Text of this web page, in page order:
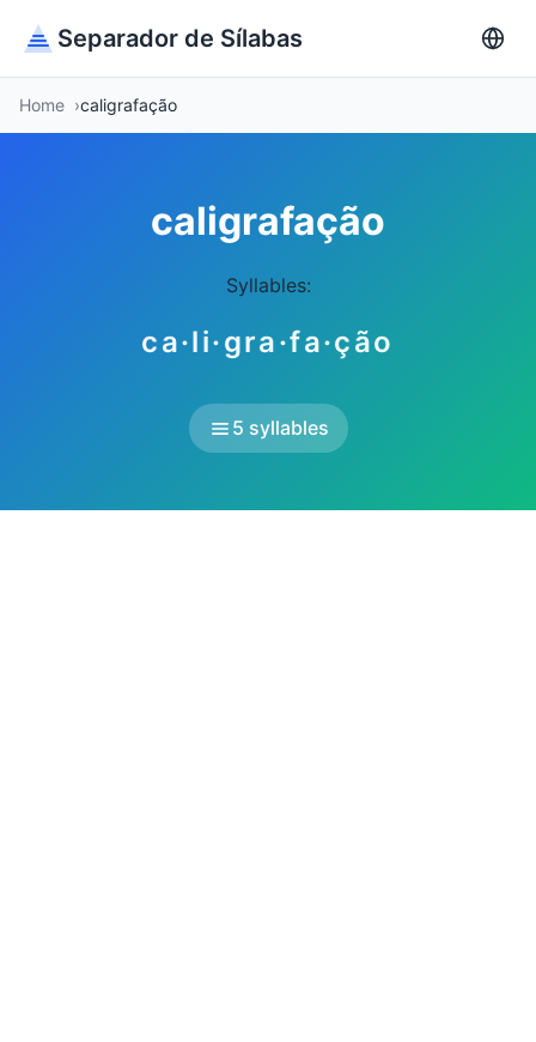
Separador de Sílabas
Home caligrafação
caligrafação
Syllables:
ca·li·gra·fa·ção
5 syllables